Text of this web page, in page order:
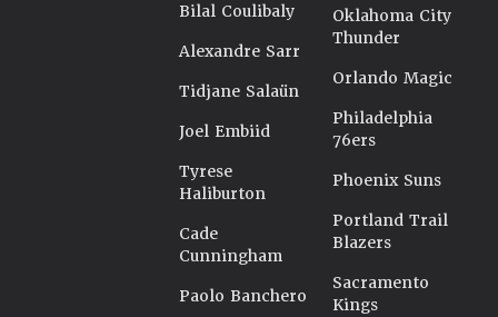
Bilal Coulibaly
Alexandre Sarr
Tidjane Salaün
Joel Embiid
Tyrese
Haliburton
Cade
Cunningham
Paolo Banchero
Oklahoma City
Thunder
Orlando Magic
Philadelphia
76ers
Phoenix Suns
Portland Trail
Blazers
Sacramento
Kings